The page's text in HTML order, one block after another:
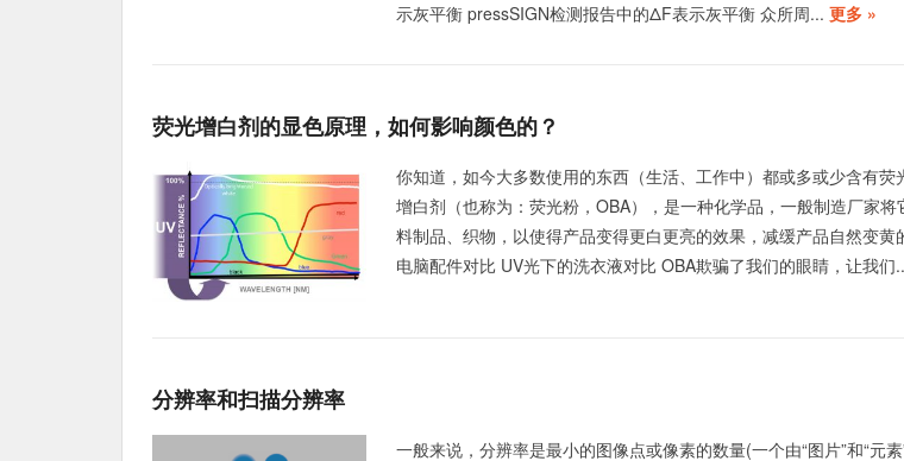
示灰平衡 pressSIGN检测报告中的ΔF表示灰平衡 众所周... 更多 »
荧光增白剂的显色原理，如何影响颜色的？
你知道，如今大多数使用的东西（生活、工作中）都或多或少含有荧
增白剂（也称为：荧光粉，OBA），是一种化学品，一般制造厂家将
料制品、织物，以使得产品变得更白更亮的效果，减缓产品自然变黄
电脑配件对比 UV光下的洗衣液对比 OBA欺骗了我们的眼睛，让我们
分辨率和扫描分辨率
一般来说，分辨率是最小的图像点或像素的数量(一个由“图片”和“元